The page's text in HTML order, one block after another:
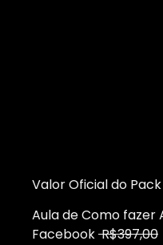
Valor Oficial do Pack
Aula de Como fazer
FacebookR$397,00